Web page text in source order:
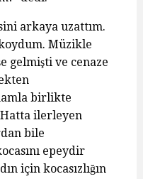
arkaya uzattım.
Müzikle
gelmişti ve cenaze
birlikte
ilerleyen
bile
epeydir
için kocasızlığın